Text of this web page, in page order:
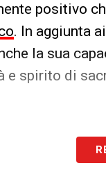
positivo
. In aggiunta
la sua
e spirito di
è stato